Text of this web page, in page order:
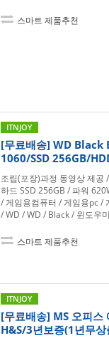
스마트 제품추천
ITNJOY
[무료배송] WD Black
1060/SSD 256GB/
조립(포장)과정 동영상 제
하드 SSD 256GB / 파워
/ 게임용컴퓨터 / 게임용pc /
/ WD / WD / Black / 윈도우
스마트 제품추천
ITNJOY
[무료배송] MS 오피
H&S/3년보증(1년무상